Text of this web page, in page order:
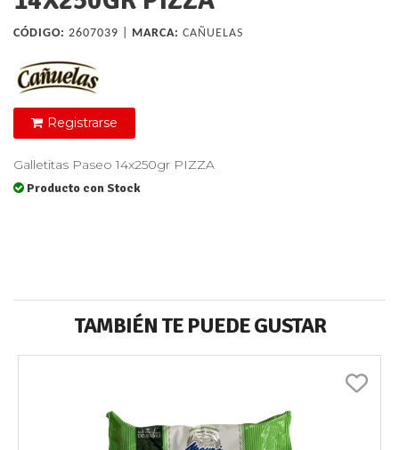
CÓDIGO: 2607039 | MARCA: CAÑUELAS
Registrarse
Galletitas Paseo 14x250gr PIZZA
Producto con Stock
TAMBIÉN TE PUEDE GUSTAR